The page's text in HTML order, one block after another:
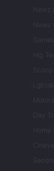
Newz
Newz
Hig
Day